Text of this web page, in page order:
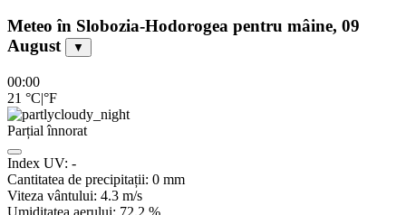
Meteo în Slobozia-Hodorogea pentru mâine, 09
August
▼
00:00
21 °C|°F
Parțial înnorat
Index UV: -
Cantitatea de precipitații: 0 mm
Viteza vântului: 4.3 m/s
Umiditatea aerului: 72.2 %